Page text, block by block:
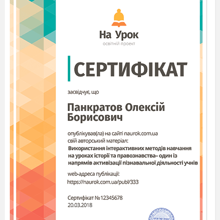
практиці.
5.Робота над порівняльною
характеристикою героїв.
— Назвіть центральних персонажів
поеми. (Народний поет і граф Бертольдо.)
Гра «
Знайди героя»
Мета гри:
на матеріалі прислів’їв
пригадати риси характеру притаманні поету та
графу.
З поданих прислів’їв виберіть ті, які
стосуються поета, і ті, які –графа:
Не зробиш людям добра, не побачиш від
них лиха. (поет)
Ти його борони від собак, а він тобі
покаже кулак. (граф)